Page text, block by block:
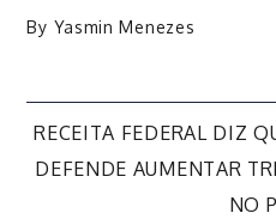
By Yasmin Menezes
RECEITA FEDERAL DIZ
DEFENDE AUMENTAR
NO